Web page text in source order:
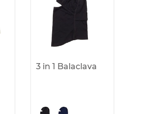
3 in 1 Balaclava